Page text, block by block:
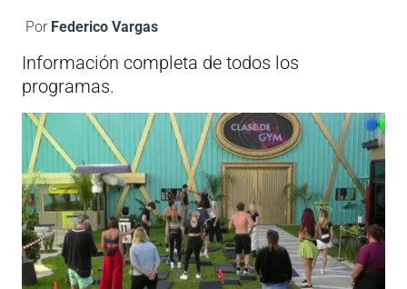
Por Federico Vargas
Información completa de todos los
programas.